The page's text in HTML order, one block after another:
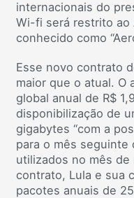
internacionais do
Wi-fi será restrito ao
conhecido como
Esse novo contrato
maior que o atual. O
global anual de R$
disponibilização de
gigabytes “com a
para o mês seguinte
utilizados no mês de
contrato, Lula e sua
pacotes anuais de